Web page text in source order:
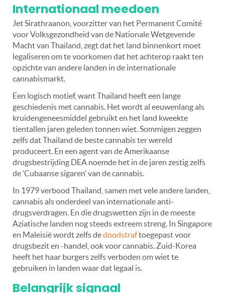
Internationaal meedoen
Jet Sirathraanon, voorzitter van het Permanent Comité
voor Volksgezondheid van de Nationale Wetgevende
Macht van Thailand, zegt dat het land binnenkort moet
legaliseren om te voorkomen dat het achterop raakt ten
opzichte van andere landen in de internationale
cannabismarkt.
Een logisch motief, want Thailand heeft een lange
geschiedenis met cannabis. Het wordt al eeuwenlang als
kruidengeneesmiddel gebruikt en het land kweekte
tientallen jaren geleden tonnen wiet. Sommigen zeggen
zelfs dat Thailand de beste cannabis ter wereld
produceert. En een agent van de Amerikaanse
drugsbestrijding DEA noemde het in de jaren zestig zelfs
de ‘Cubaanse sigaren’ van de cannabis.
In 1979 verbood Thailand, samen met vele andere landen,
cannabis als onderdeel van internationale anti-
drugsverdragen. En die drugswetten zijn in de meeste
Aziatische landen nog steeds extreem streng. In Singapore
en Maleisië wordt zelfs dedoodstraftoegepast voor
drugsbezit en -handel, ook voor cannabis. Zuid-Korea
heeft het haar burgers zelfs verboden om wiet te
gebruiken in landen waar dat legaal is.
Belangrijk signaal